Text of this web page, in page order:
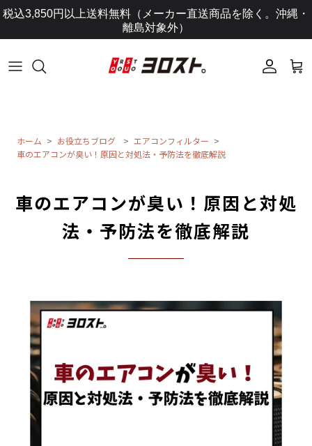
コ
テ
ツ
税込3,850円以上送料無料（メーカー直送商品を除く。沖縄・
離島対象外）
ホーム お役立ちブログ
エアコンフィルター
車のエアコンが臭い！原因と対処法・予防法を徹底解説
車のエアコンが臭い！原因と対処
法・予防法を徹底解説